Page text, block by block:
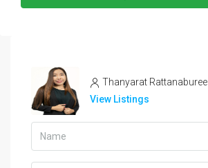
Thanyarat Rattanaburee
View Listings